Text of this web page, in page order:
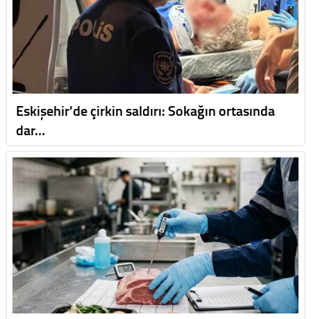
Eskişehir'de çirkin saldırı: Sokağın ortasında
dar…